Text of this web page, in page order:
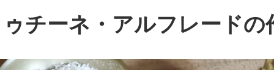
ゥチーネ・アルフレード